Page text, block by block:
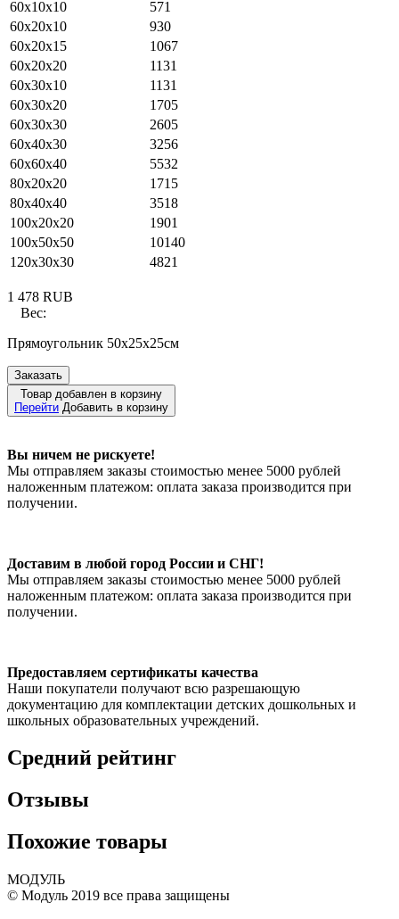
60х10х10
571
60х20х10
930
60х20х15
1067
60х20х20
1131
60х30х10
1131
60х30х20
1705
60х30х30
2605
60х40х30
3256
60x60x40
5532
80х20х20
1715
80х40х40
3518
100х20х20
1901
100х50х50
10140
120х30х30
4821
1 478 RUB
Вес:
Прямоугольник 50х25х25см
Заказать
Товар добавлен в корзину
Перейти Добавить в корзину
Вы ничем не рискуете!
Мы отправляем заказы стоимостью менее 5000 рублей
наложенным платежом: оплата заказа производится при
получении.
Доставим в любой город России и СНГ!
Мы отправляем заказы стоимостью менее 5000 рублей
наложенным платежом: оплата заказа производится при
получении.
Предоставляем сертификаты качества
Наши покупатели получают всю разрешающую
документацию для комплектации детских дошкольных и
школьных образовательных учреждений.
Средний рейтинг
Отзывы
Похожие товары
МОДУЛЬ
© Модуль 2019 все права защищены